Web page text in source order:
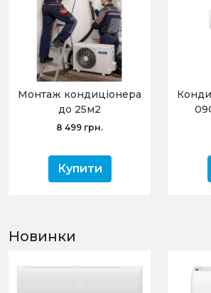
Монтаж кондиціонера
до 25м2
8 499 грн.
Купити
Новинки